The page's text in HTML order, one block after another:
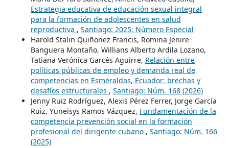
Estrategia educativa de educación sexual integral
para la formación de adolescentes en salud
reproductiva , Santiago: 2025: Número Especial
Harold Stalin Quiñonez Francis, Romina Jenire
Banguera Montaño, Willians Alberto Ardila Lozano,
Tatiana Verónica Garcés Aguirre, Relación entre
políticas públicas de empleo y demanda real de
competencias en Esmeraldas, Ecuador: brechas y
desafíos estructurales , Santiago: Núm. 168 (2026)
Jenny Ruiz Rodríguez, Alexis Pérez Ferrer, Jorge García
Ruiz, Yuneisys Ramos Vázquez, Fundamentación de la
competencia prevención social en la formación
profesional del dirigente cubano , Santiago: Núm. 166
(2025)